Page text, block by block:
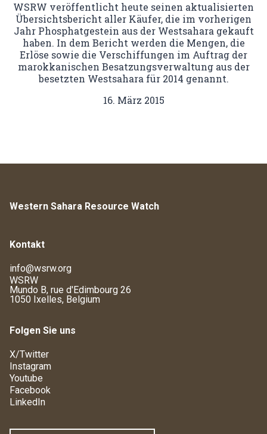
WSRW veröffentlicht heute seinen aktualisierten
Übersichtsbericht aller Käufer, die im vorherigen
Jahr Phosphatgestein aus der Westsahara gekauft
haben. In dem Bericht werden die Mengen, die
Erlöse sowie die Verschiffungen im Auftrag der
marokkanischen Besatzungsverwaltung aus der
besetzten Westsahara für 2014 genannt.
16. März 2015
Western Sahara Resource Watch
Kontakt
info@wsrw.org
WSRW
Mundo B, rue d'Edimbourg 26
1050 Ixelles, Belgium
Folgen Sie uns
X/Twitter
Instagram
Youtube
Facebook
LinkedIn